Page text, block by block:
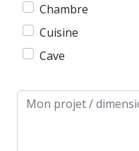
Chambre
Cuisine
Cave
Message